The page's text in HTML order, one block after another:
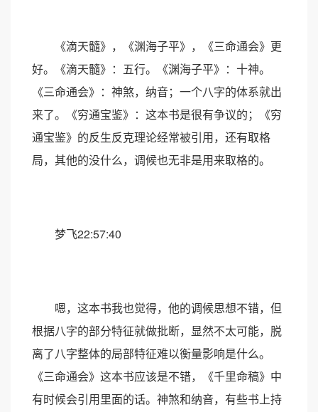
《滴天髓》，《渊海子平》，《三命通会》更
好。《滴天髓》：五行。《渊海子平》：十神。
《三命通会》：神煞，纳音；一个八字的体系就出
来了。《穷通宝鉴》：这本书是很有争议的；《穷
通宝鉴》的反生反克理论经常被引用，还有取格
局，其他的没什么，调候也无非是用来取格的。
梦飞22:57:40
嗯，这本书我也觉得，他的调候思想不错，但
根据八字的部分特征就做批断，显然不太可能，脱
离了八字整体的局部特征难以衡量影响是什么。
《三命通会》这本书应该是不错，《千里命稿》中
有时候会引用里面的话。神煞和纳音，有些书上持